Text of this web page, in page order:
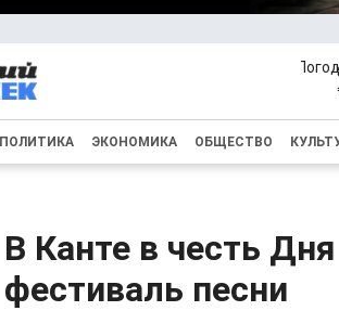
ПОЛИТИКА ЭКОНОМИКА ОБЩЕСТВО
В Канте в честь
фестиваль песни